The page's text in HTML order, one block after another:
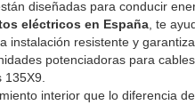
diseñadas para conducir
eléctricos en España, te
instalación resistente y
potenciadoras para
135X9.
interior que lo diferencia